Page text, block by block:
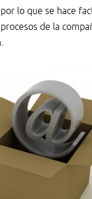
lo que se hace
de la